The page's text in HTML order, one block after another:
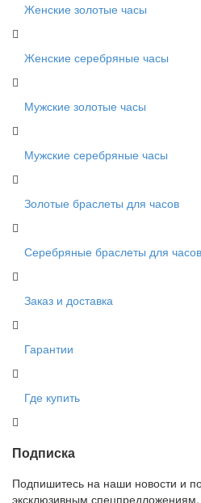
Женские золотые часы
Женские серебряные часы
Мужские золотые часы
Мужские серебряные часы
Золотые браслеты для часов
Серебряные браслеты для часов
Заказ и доставка
Гарантии
Где купить
Подписка
Подпишитесь на наши новости и
эксклюзивным